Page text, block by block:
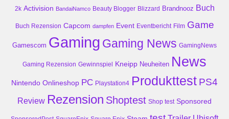
2k Activision BandaiNamco Beauty Blogger Blizzard Brandnooz Buch
Buch Rezension Capcom dampfen Event Eventbericht Film Game
Gamescom Gaming Gaming News GamingNews
Gaming Rezension Gewinnspiel Kneipp Neuheiten News
Nintendo Onlineshop PC Playstation4 Produkttest PS4
Review Rezension Shoptest Shop test Sponsored